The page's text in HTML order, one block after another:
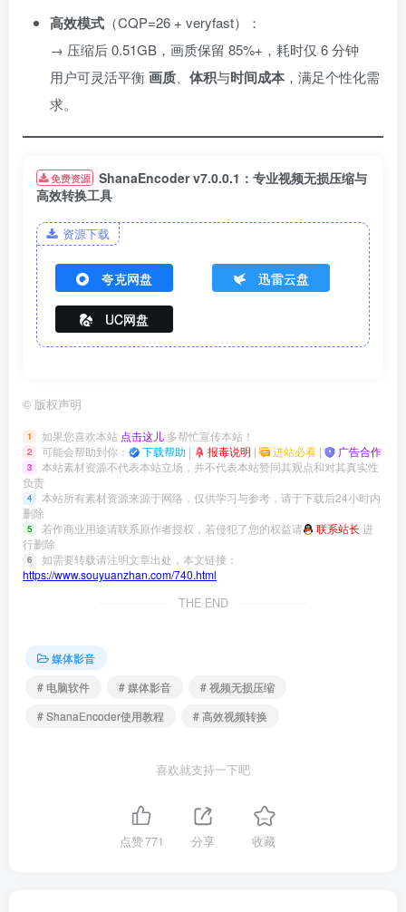
高效模式 ​（CQP=26 + veryfast）：
→ 压缩后 0.51GB，画质保留 85%+，耗时仅 6 分钟
用户可灵活平衡 ​画质、 体积与时间成本，满足个性化需
求。
免费资源 ShanaEncoder v7.0.0.1：专业视频无损压缩与
高效转换工具
资源下载
夸克网盘 迅雷云盘
UC网盘
© 版权声明
1 如果您喜欢本站 点击这儿 多帮忙宣传本站！
2 可能会帮助到你： 下载帮助 | 报毒说明 | 进站必看 | 广告合作
3
本站素材资源不代表本站立场，并不代表本站赞同其观点和对其真实性
负责
4
本站所有素材资源来源于网络，仅供学习与参考，请于下载后24小时内
删除
5 若作商业用途请联系原作者授权，若侵犯了您的权益请 联系站长 进
行删除
6
如需要转载请注明文章出处，本文链接：
https://www.souyuanzhan.com/740.html
THE END
媒体影音
# 电脑软件
# 媒体影音
# 视频无损压缩
# ShanaEncoder使用教程
# 高效视频转换
喜欢就支持一下吧
点赞771 分享 收藏